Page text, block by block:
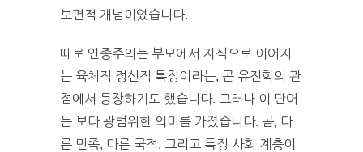
보편적 개념이었습니다.
때로 인종주의는 부모에서 자식으로 이어지
는 육체적 정신적 특징이라는, 곧 유전학의 관
점에서 등장하기도 했습니다. 그러나 이 단어
는 보다 광범위한 의미를 가졌습니다. 곧, 다
른 민족, 다른 국적, 그리고 특정 사회 계층이